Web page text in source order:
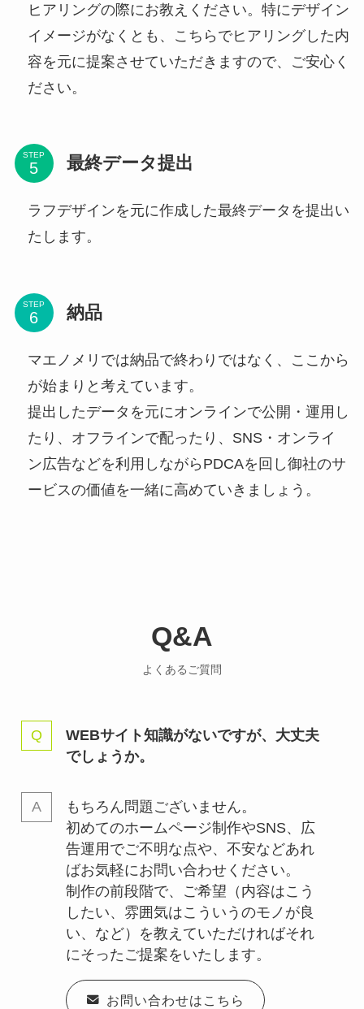
ヒアリングの際にお教えください。特にデザイン
イメージがなくとも、こちらでヒアリングした内
容を元に提案させていただきますので、ご安心く
ださい。
STEP 最終データ提出
ラフデザインを元に作成した最終データを提出い
たします。
STEP 納品
マエノメリでは納品で終わりではなく、ここから
が始まりと考えています。
提出したデータを元にオンラインで公開・運用し
たり、オフラインで配ったり、SNS・オンライ
ン広告などを利用しながらPDCAを回し御社のサ
ービスの価値を一緒に高めていきましょう。
Q&A
よくあるご質問
WEBサイト知識がないですが、大丈夫
でしょうか。
もちろん問題ございません。
初めてのホームページ制作やSNS、広
告運用でご不明な点や、不安などあれ
ばお気軽にお問い合わせください。
制作の前段階で、ご希望（内容はこう
したい、雰囲気はこういうのモノが良
い、など）を教えていただければそれ
にそったご提案をいたします。
お問い合わせはこちら